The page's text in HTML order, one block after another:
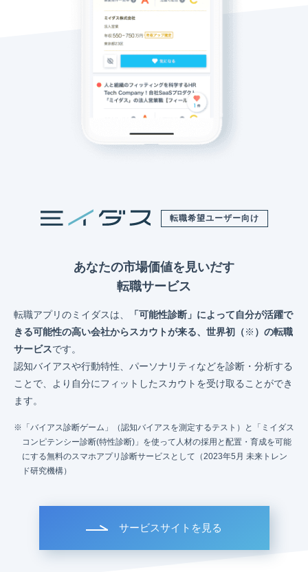
転職希望ユーザー向け
あなたの市場価値を見いだす
転職サービス
転職アプリのミイダスは、
「可能性診断」によって自分が活躍で
きる可能性の高い会社からスカウトが来る、世界初（※ ）の転職
サービスです。
認知バイアスや行動特性、パーソナリティなどを診断・分析する
ことで、より自分にフィットしたスカウトを受け取ることができ
ます。
「バイアス診断ゲーム」（認知バイアスを測定するテスト）と「ミイダス
コンピテンシー診断(特性診断)」を使って人材の採用と配置・育成を可能
にする無料のスマホアプリ診断サービスとして（2023年5月 未来トレン
ド研究機構）
サービスサイトを見る